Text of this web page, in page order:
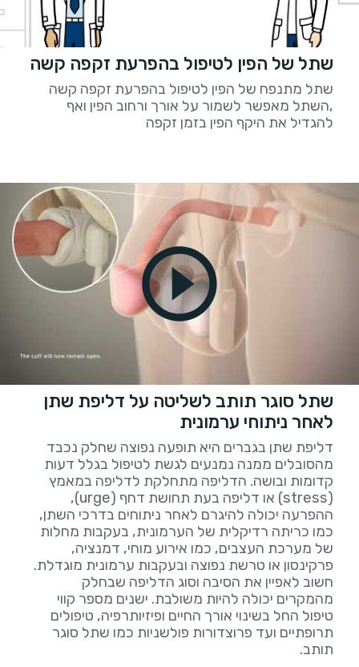
שתל של הפין לטיפול בהפרעת זקפה קשה
שתל מתנפח של הפין לטיפול בהפרעת זקפה קשה
,השתל מאפשר לשמור על אורך ורחוב הפין ואף
להגדיל את היקף הפין בזמן זקפה
שתל סוגר תותב לשליטה על דליפת שתן
לאחר ניתוחי ערמונית
דליפת שתן בגברים היא תופעה נפוצה שחלק נכבד
מהסובלים ממנה נמנעים לגשת לטיפול בגלל דעות
קדומות ובושה. הדליפה מתחלקת לדליפה במאמץ
(stress) או דליפה בעת תחושת דחף (urge),
ההפרעה יכולה להיגרם לאחר ניתוחים בדרכי השתן,
כמו כריתה רדיקלית של הערמונית, בעקבות מחלות
של מערכת העצבים, כמו אירוע מוחי, דמנציה,
פרקינסון או טרשת נפוצה ובעקבות ערמונית מוגדלת.
חשוב לאפיין את הסיבה וסוג הדליפה שבחלק
מהמקרים יכולה להיות משולבת. ישנים מספר קווי
טיפול החל בשינוי אורך החיים ופיזיותרפיה, טיפולים
תרופתיים ועד פרוצדורות פולשניות כמו שתל סוגר
תותב.